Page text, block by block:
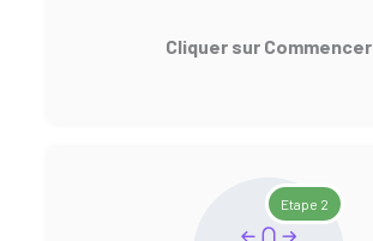
Cliquer sur Commencer
Etape 2